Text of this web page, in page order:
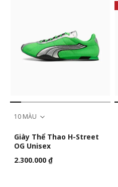
10 MÀU
Giày Thể Thao H-Street
OG Unisex
2.300.000 ₫